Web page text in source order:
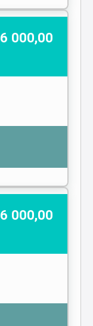
6 000,00
6 000,00